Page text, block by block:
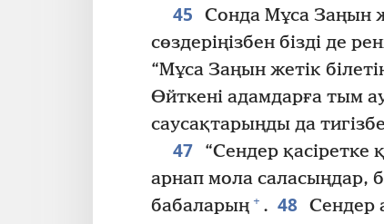
45
Сонда Мұса Заңын
сөздеріңізбен бізді де
“Мұса Заңын жетік
Өйткені адамдарға тым
саусақтарыңды да
47
“Сендер қасіретке
арнап мола саласыңдар,
бабаларың + . 48 Сендер